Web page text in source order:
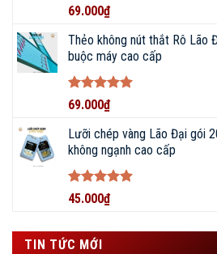
Website Shopee
Đội ngũ nhân viên CSKH nhanh
kinh nghiệm sâu về các loại
Thái độ phục vụ tận tâm,
Được xếp
55
sao
69.000₫
Thẻo không nút thắt Rô Lão
buộc máy cao cấp
Được xếp
55
sao
69.000₫
Lưỡi chép vàng Lão Đại gói
không ngạnh cao cấp
Được xếp
55
45.000₫
TIN TỨC MỚI